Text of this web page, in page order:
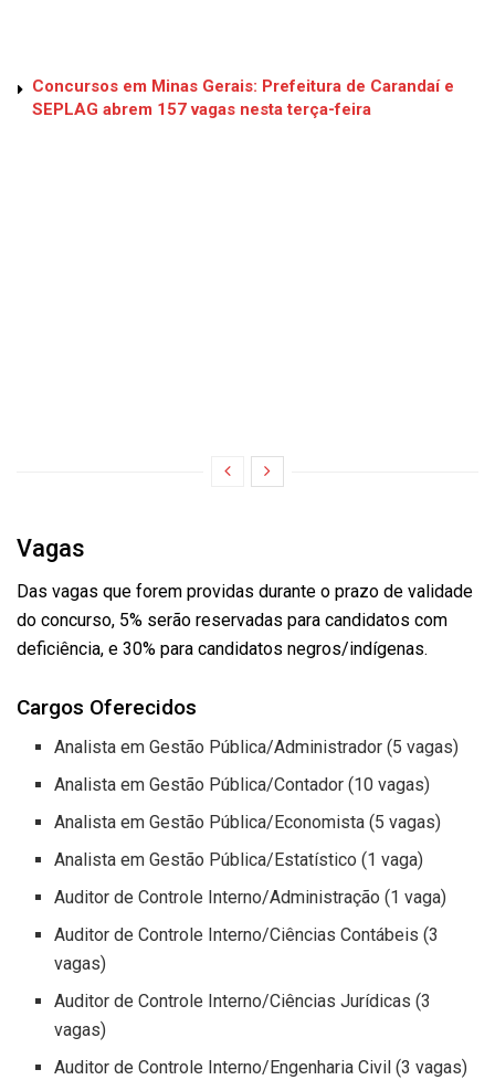
Concursos em Minas Gerais: Prefeitura de Carandaí e
SEPLAG abrem 157 vagas nesta terça-feira
Vagas
Das vagas que forem providas durante o prazo de validade
do concurso, 5% serão reservadas para candidatos com
deficiência, e 30% para candidatos negros/indígenas.
Cargos Oferecidos
Analista em Gestão Pública/Administrador (5 vagas)
Analista em Gestão Pública/Contador (10 vagas)
Analista em Gestão Pública/Economista (5 vagas)
Analista em Gestão Pública/Estatístico (1 vaga)
Auditor de Controle Interno/Administração (1 vaga)
Auditor de Controle Interno/Ciências Contábeis (3
vagas)
Auditor de Controle Interno/Ciências Jurídicas (3
vagas)
Auditor de Controle Interno/Engenharia Civil (3 vagas)